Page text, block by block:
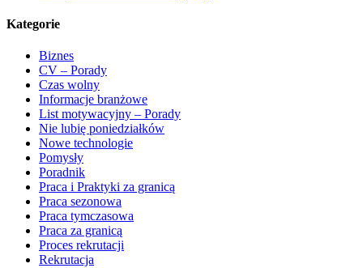
Kategorie
Biznes
CV – Porady
Czas wolny
Informacje branżowe
List motywacyjny – Porady
Nie lubię poniedziałków
Nowe technologie
Pomysły
Poradnik
Praca i Praktyki za granicą
Praca sezonowa
Praca tymczasowa
Praca za granicą
Proces rekrutacji
Rekrutacja